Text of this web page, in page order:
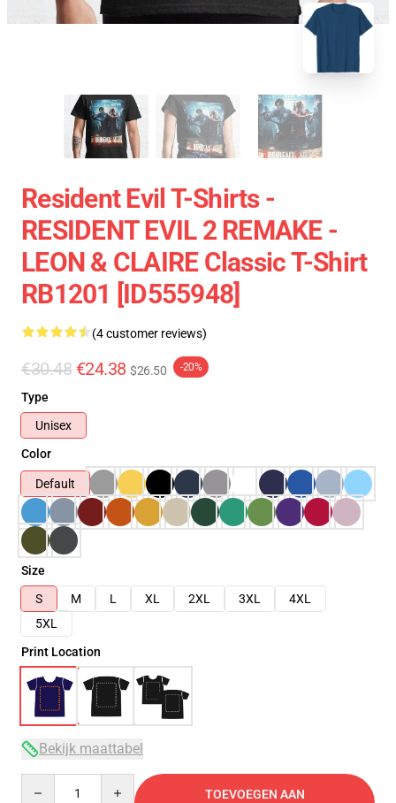
Resident Evil T-Shirts -
RESIDENT EVIL 2 REMAKE -
LEON & CLAIRE Classic T-Shirt
RB1201 [ID555948]
(4 customer reviews)
€30.48 €24.38 $26.50 -20%
Type
Unisex
Color
Default
Size
S
M L XL 2XL 3XL
4XL
5XL
Print Location
Bekijk maattabel
TOEVOEGEN AAN